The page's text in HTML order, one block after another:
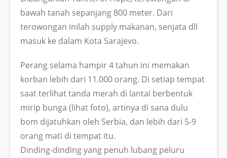
bawah tanah sepanjang 800 meter. Dari
terowongan inilah supply makanan, senjata dll
masuk ke dalam Kota Sarajevo.
Perang selama hampir 4 tahun ini memakan
korban lebih dari 11.000 orang. Di setiap tempat
saat terlihat tanda merah di lantai berbentuk
mirip bunga (lihat foto), artinya di sana dulu
bom dijatuhkan oleh Serbia, dan lebih dari 5-9
orang mati di tempat itu.
Dinding-dinding yang penuh lubang peluru